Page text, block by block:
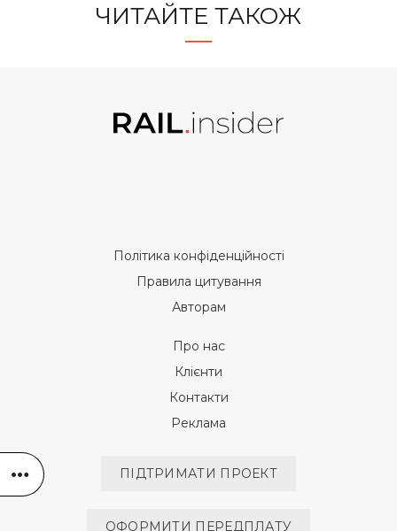
ЧИТАЙТЕ ТАКОЖ
Політика конфіденційності
Правила цитування
Авторам
Про нас
Клієнти
Контакти
Реклама
ПІДТРИМАТИ ПРОЕКТ
ОФОРМИТИ ПЕРЕДПЛАТУ